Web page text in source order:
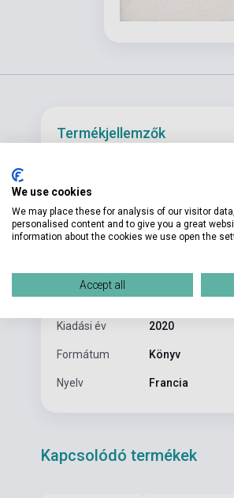
Termékjellemzők
Szerző Stendhal
Oldalszám 858
Kiadó LIVRE DE
Kiadási év 2020
Formátum Könyv
Nyelv Francia
Kapcsolódó termékek
We use cookies
We may place these for analysis of our visitor
personalised content and to give you a great
information about the cookies we use open the
Accept all